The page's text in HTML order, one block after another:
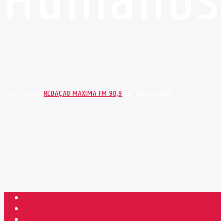
ESCRITO PORREDAÇÃO MÁXIMA FM 90,9EM 10/12/2020